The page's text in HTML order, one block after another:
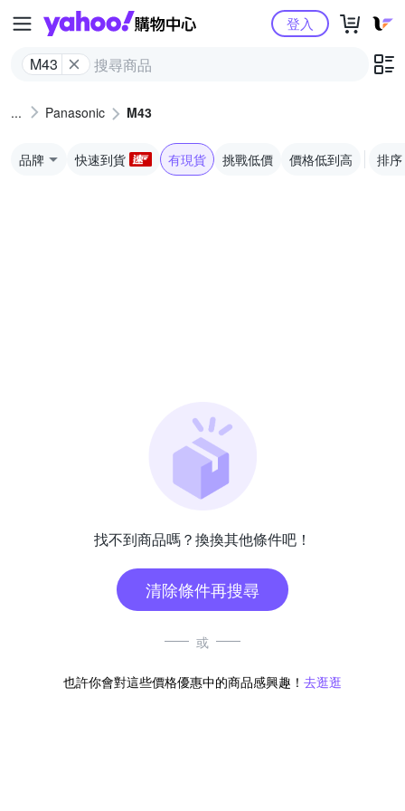
Yahoo購物中心
M43
登入
Panasonic M43
品牌 快速到貨 有現貨 挑戰低價 價格低到高 排序
找不到商品嗎？換換其他條件吧！
清除條件再搜尋
或
也許你會對這些價格優惠中的商品感興趣！ 去逛逛